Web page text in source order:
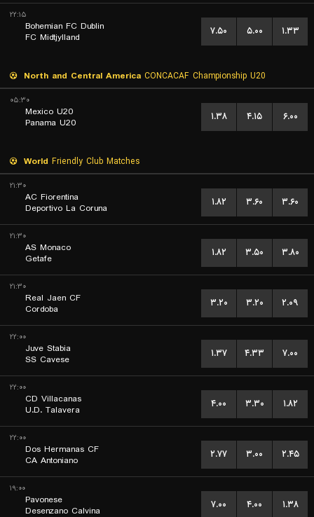
۲۲:۱۵
Bohemian FC Dublin
FC Midtjylland
۷.۵۰ ۵.۰۰ ۱.۳۳
North and Central America CONCACAF Championship U20
۰۵:۳۰
Mexico U20
Panama U20
۱.۳۸ ۴.۱۵ ۶.۰۰
World Friendly Club Matches
۲۱:۳۰
AC Fiorentina
Deportivo La Coruna
۱.۸۲ ۳.۶۰ ۳.۶۰
۲۱:۳۰
AS Monaco
Getafe
۱.۸۲ ۳.۵۰ ۳.۸۰
۲۱:۳۰
Real Jaen CF
Cordoba
۳.۲۰ ۳.۲۰ ۲.۰۹
۲۲:۰۰
Juve Stabia
SS Cavese
۱.۳۷ ۴.۳۳ ۷.۰۰
۲۲:۰۰
CD Villacanas
U.D. Talavera
۴.۰۰ ۳.۳۰ ۱.۸۲
۲۲:۰۰
Dos Hermanas CF
CA Antoniano
۲.۷۷ ۳.۰۰ ۲.۴۵
۱۹:۰۰
Pavonese
Desenzano Calvina
۷.۰۰ ۴.۰۰ ۱.۳۸